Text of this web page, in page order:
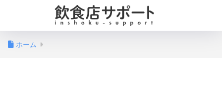
ホーム